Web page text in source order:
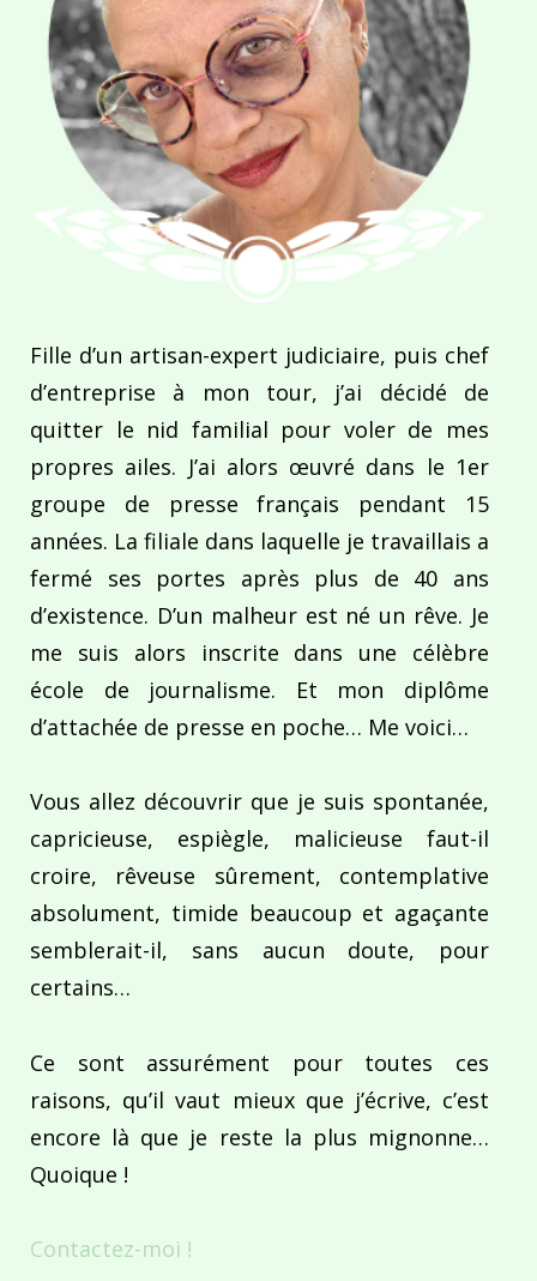
Fille d’un artisan-expert judiciaire, puis chef
d’entreprise à mon tour, j’ai décidé de
quitter le nid familial pour voler de mes
propres ailes. J’ai alors œuvré dans le 1er
groupe de presse français pendant 15
années. La filiale dans laquelle je travaillais a
fermé ses portes après plus de 40 ans
d’existence. D’un malheur est né un rêve. Je
me suis alors inscrite dans une célèbre
école de journalisme. Et mon diplôme
d’attachée de presse en poche… Me voici…
Vous allez découvrir que je suis spontanée,
capricieuse, espiègle, malicieuse faut-il
croire, rêveuse sûrement, contemplative
absolument, timide beaucoup et agaçante
semblerait-il, sans aucun doute, pour
certains…
Ce sont assurément pour toutes ces
raisons, qu’il vaut mieux que j’écrive, c’est
encore là que je reste la plus mignonne…
Quoique !
Contactez-moi !